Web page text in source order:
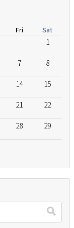
Fri Sat
1
7 8
14 15
21 22
28 29